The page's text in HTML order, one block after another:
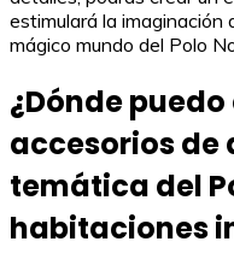
estimulará la
mágico mundo del Polo
¿Dónde
accesorios de
temática del
habitaciones